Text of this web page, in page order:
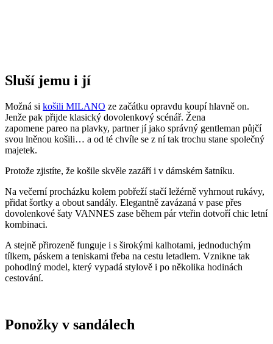
Sluší jemu i jí
Možná si košili MILANO ze začátku opravdu koupí hlavně on.
Jenže pak přijde klasický dovolenkový scénář. Žena
zapomene pareo na plavky, partner jí jako správný gentleman půjčí
svou lněnou košili… a od té chvíle se z ní tak trochu stane společný
majetek.
Protože zjistíte, že košile skvěle zazáří i v dámském šatníku.
Na večerní procházku kolem pobřeží stačí ležérně vyhrnout rukávy,
přidat šortky a obout sandály. Elegantně zavázaná v pase přes
dovolenkové šaty VANNES zase během pár vteřin dotvoří chic letní
kombinaci.
A stejně přirozeně funguje i s širokými kalhotami, jednoduchým
tílkem, páskem a teniskami třeba na cestu letadlem. Vznikne tak
pohodlný model, který vypadá stylově i po několika hodinách
cestování.
Ponožky v sandálech